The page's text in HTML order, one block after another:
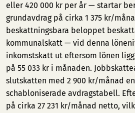
eller 420 000 kr per år — startar
grundavdrag på cirka 1 375 kr/
beskattningsbara beloppet
kommunalskatt — vid denna
inkomstskatt ut eftersom lönen
på 55 033 kr i månaden.
slutskatten med 2 900 kr/månad
schabloniserade avdragstabell.
på cirka 27 231 kr/månad netto,